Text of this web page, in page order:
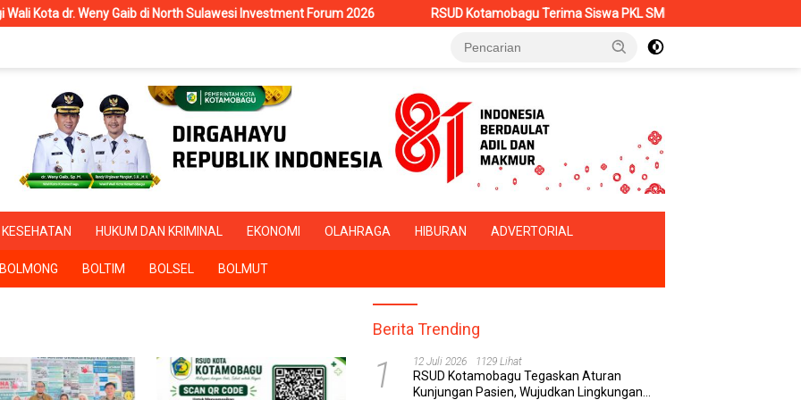
Gaib di North Sulawesi Investment Forum 2026 RSUD Kotamobagu Terima Siswa PKL SMK Muhammadiyah, Perkuat Sinergi
KESEHATAN HUKUM DAN KRIMINAL EKONOMI OLAHRAGA HIBURAN ADVERTORIAL
BOLMONG BOLTIM BOLSEL BOLMUT
Berita Trending
1 12 Juli 2026 1129 Lihat
RSUD Kotamobagu Tegaskan Aturan
Kunjungan Pasien, Wujudkan Lingkungan